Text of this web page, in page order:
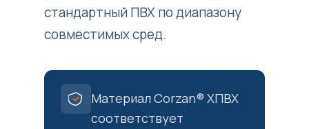
стандартный ПВХ по диапазону
совместимых сред.
Материал Corzan® ХПВХ
соответствует